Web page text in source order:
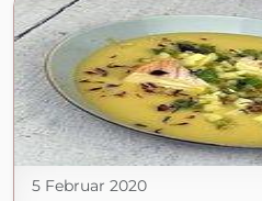
5 Februar 2020